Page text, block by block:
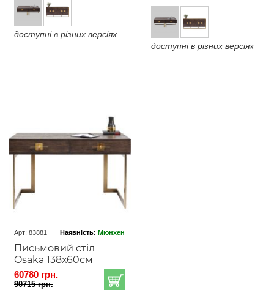
доступні в різних версіях
доступні в різних версіях
Арт: 83881 Наявність: Мюнхен
Письмовий стіл
Osaka 138х60см
60780 грн.
90715 грн.